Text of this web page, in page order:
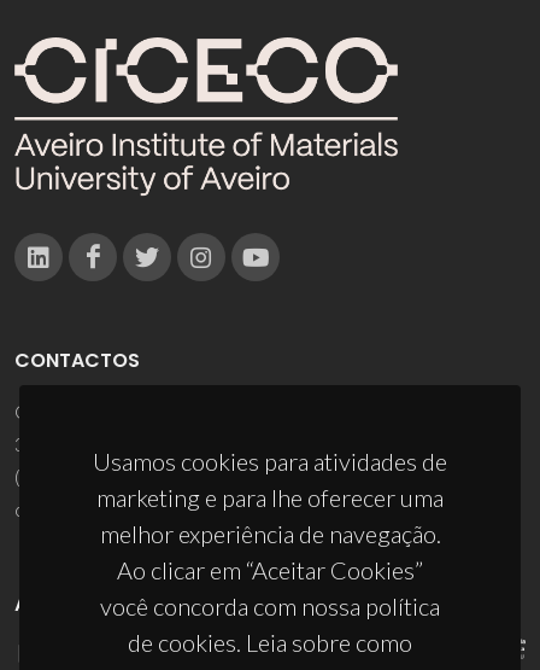
Usamos cookies para atividades de
marketing e para lhe oferecer uma
melhor experiência de navegação.
Ao clicar em “Aceitar Cookies”
você concorda com nossa política
de cookies. Leia sobre como
CONTACTOS
Campus Universitário de Santiago
3810-193 Aveiro - Portugal
(+351) 234 370 200
ciceco@ua.pt
APOIOS